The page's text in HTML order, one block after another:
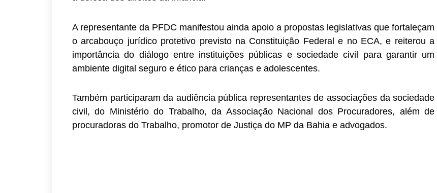
A representante da PFDC manifestou ainda apoio a propostas legislativas que fortaleçam
o arcabouço jurídico protetivo previsto na Constituição Federal e no ECA, e reiterou a
importância do diálogo entre instituições públicas e sociedade civil para garantir um
ambiente digital seguro e ético para crianças e adolescentes.
Também participaram da audiência pública representantes de associações da sociedade
civil, do Ministério do Trabalho, da Associação Nacional dos Procuradores, além de
procuradoras do Trabalho, promotor de Justiça do MP da Bahia e advogados.